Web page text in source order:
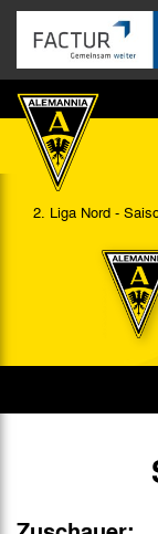
2. Liga Nord -